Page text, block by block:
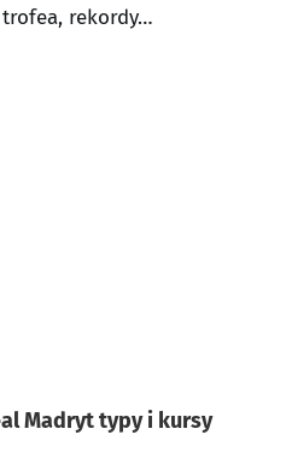
rekordy…
Madryt typy i kursy